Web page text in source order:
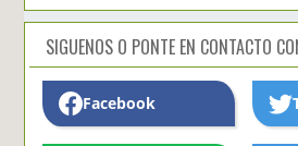
SIGUENOS O PONTE EN CONTACTO
Facebook